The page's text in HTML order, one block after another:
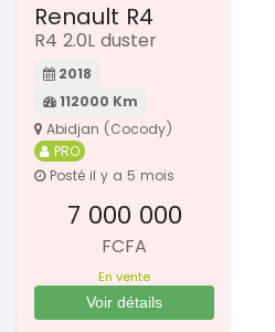
Renault R4
R4 2.0L duster
2018
112000 Km
Abidjan (Cocody)
PRO
Posté il y a 5 mois
7 000 000
FCFA
En vente
Voir détails